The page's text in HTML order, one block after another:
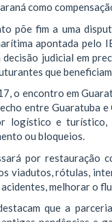
como
põe fim a uma
apontada pelo
judicial em
que
o encontro em
entre Guaratuba e
logístico e turístico,
ou bloqueios.
por restauração
viadutos, rótulas,
melhorar o
que a